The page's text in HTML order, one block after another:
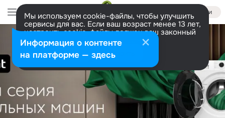
Войти
Мы используем cookie-файлы, чтобы улучшить
сервисы для вас. Если ваш возраст менее 13 лет,
настроить cookie-файлы должен ваш законный
представитель. Больше информации
Разрешить все Настроить
Информация о контенте
на платформе — здесь